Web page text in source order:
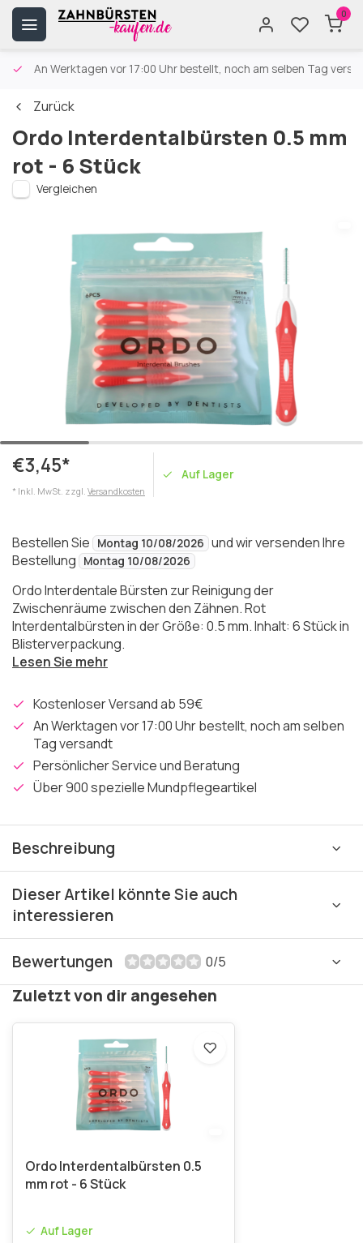
0
An Werktagen vor 17:00 Uhr bestellt, noch am selben Tag
Zurück
Ordo Interdentalbürsten 0.5 mm
rot - 6 Stück
Vergleichen
€3,45*
* Inkl. MwSt. zzgl. Versandkosten
Auf Lager
Bestellen Sie Montag 10/08/2026 und wir versenden Ihre
Bestellung
Montag 10/08/2026
Ordo Interdentale Bürsten zur Reinigung der
Zwischenräume zwischen den Zähnen. Rot
Interdentalbürsten in der Größe: 0.5 mm. Inhalt: 6 Stück in
Blisterverpackung.
Lesen Sie mehr
Kostenloser Versand ab 59€
An Werktagen vor 17:00 Uhr bestellt, noch am selben
Tag versandt
Persönlicher Service und Beratung
Über 900 spezielle Mundpflegeartikel
Beschreibung
Dieser Artikel könnte Sie auch
interessieren
Bewertungen 0/5
Zuletzt von dir angesehen
Ordo Interdentalbürsten 0.5
mm rot - 6 Stück
Auf Lager